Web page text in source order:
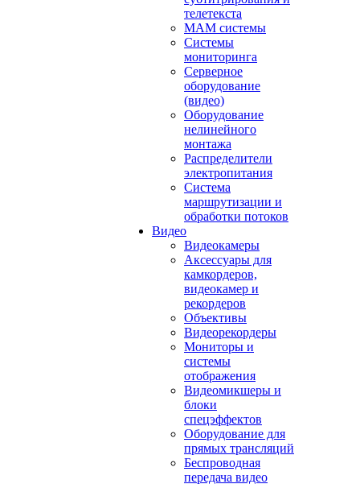
телетекста
MAM системы
Системы
мониторинга
Серверное
оборудование
(видео)
Оборудование
нелинейного
монтажа
Распределители
электропитания
Система
маршрутизации и
обработки потоков
Видео
Видеокамеры
Аксессуары для
камкордеров,
видеокамер и
рекордеров
Объективы
Видеорекордеры
Мониторы и
системы
отображения
Видеомикшеры и
блоки
спецэффектов
Оборудование для
прямых трансляций
Беспроводная
передача видео